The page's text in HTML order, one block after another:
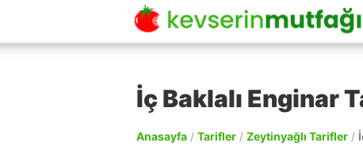
İç Baklalı Enginar
Anasayfa / Tarifler / Zeytinyağlı Tarifler /